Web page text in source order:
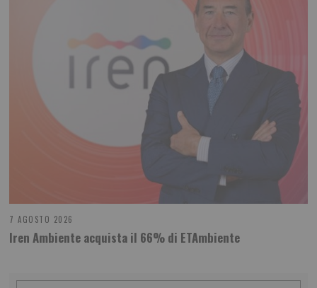
7 AGOSTO 2026
Iren Ambiente acquista il 66% di ETAmbiente